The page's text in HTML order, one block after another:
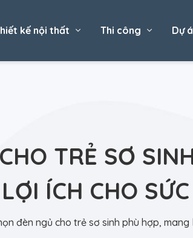
kế nội thất Thi công Dự
TRẺ SƠ
ÍCH CHO
đèn ngủ cho trẻ sơ sinh phù hợp,